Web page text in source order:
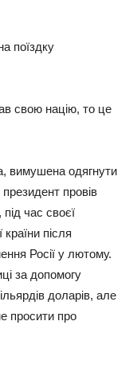
поїздку
свою націю, то це
вимушена одягнути
провів
час своєї
після
Росії у лютому.
за допомогу
доларів, але
просити про